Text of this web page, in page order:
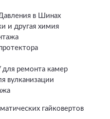
в Шинах
и другая химия
для ремонта камер
вулканизации
гайковертов